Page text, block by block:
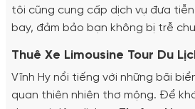
tôi cũng cung cấp dịch vụ đưa
bay, đảm bảo bạn không bị trễ
Thuê Xe Limousine Tour Du
Vĩnh Hy nổi tiếng với những bãi
quan thiên nhiên thơ mộng. Để